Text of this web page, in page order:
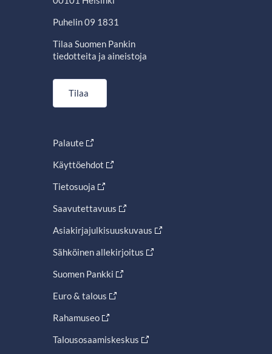
Puhelin 09 1831
Tilaa Suomen Pankin
tiedotteita ja aineistoja
Tilaa
Palaute
Käyttöehdot
Tietosuoja
Saavutettavuus
Asiakirjajulkisuuskuvaus
Sähköinen allekirjoitus
Suomen Pankki
Euro & talous
Rahamuseo
Talousosaamiskeskus